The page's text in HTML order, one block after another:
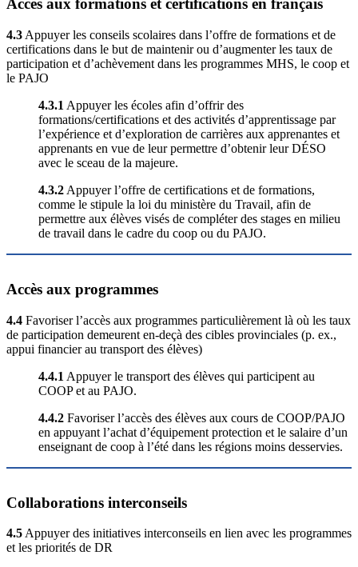
Accès aux formations et certifications en français
4.3 Appuyer les conseils scolaires dans l’offre de formations et de
certifications dans le but de maintenir ou d’augmenter les taux de
participation et d’achèvement dans les programmes MHS, le coop et
le PAJO
4.3.1 Appuyer les écoles afin d’offrir des
formations/certifications et des activités d’apprentissage par
l’expérience et d’exploration de carrières aux apprenantes et
apprenants en vue de leur permettre d’obtenir leur DÉSO
avec le sceau de la majeure.
4.3.2 Appuyer l’offre de certifications et de formations,
comme le stipule la loi du ministère du Travail, afin de
permettre aux élèves visés de compléter des stages en milieu
de travail dans le cadre du coop ou du PAJO.
Accès aux programmes
4.4 Favoriser l’accès aux programmes particulièrement là où les taux
de participation demeurent en-deçà des cibles provinciales (p. ex.,
appui financier au transport des élèves)
4.4.1 Appuyer le transport des élèves qui participent au
COOP et au PAJO.
4.4.2 Favoriser l’accès des élèves aux cours de COOP/PAJO
en appuyant l’achat d’équipement protection et le salaire d’un
enseignant de coop à l’été dans les régions moins desservies.
Collaborations interconseils
4.5 Appuyer des initiatives interconseils en lien avec les programmes
et les priorités de DR